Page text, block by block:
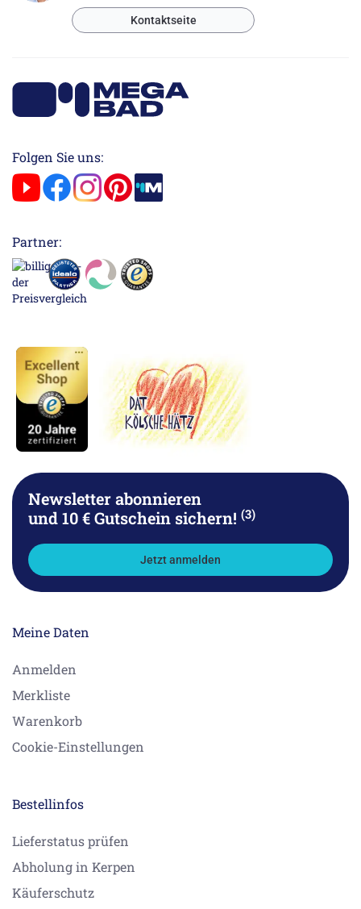
Kontaktseite
Folgen Sie uns:
Partner:
Newsletter abonnieren
und 10 € Gutschein sichern! (3)
Jetzt anmelden
Meine Daten
Anmelden
Merkliste
Warenkorb
Cookie-Einstellungen
Bestellinfos
Lieferstatus prüfen
Abholung in Kerpen
Käuferschutz